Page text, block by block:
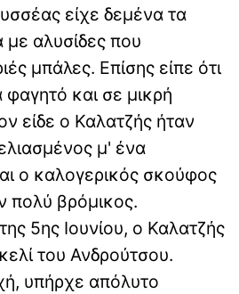
είχε δεμένα τα
με αλυσίδες που
μπάλες. Επίσης είπε ότι
φαγητό και σε μικρή
είδε ο Καλατζής ήταν
μ' ένα
ο καλογερικός σκούφος
πολύ βρόμικος.
5ης Ιουνίου, ο Καλατζής
του Ανδρούτσου.
υπήρχε απόλυτο